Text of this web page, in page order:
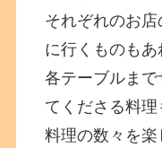
それぞれのお
に行くものも
各テーブルまで
てくださる料
料理の数々を楽